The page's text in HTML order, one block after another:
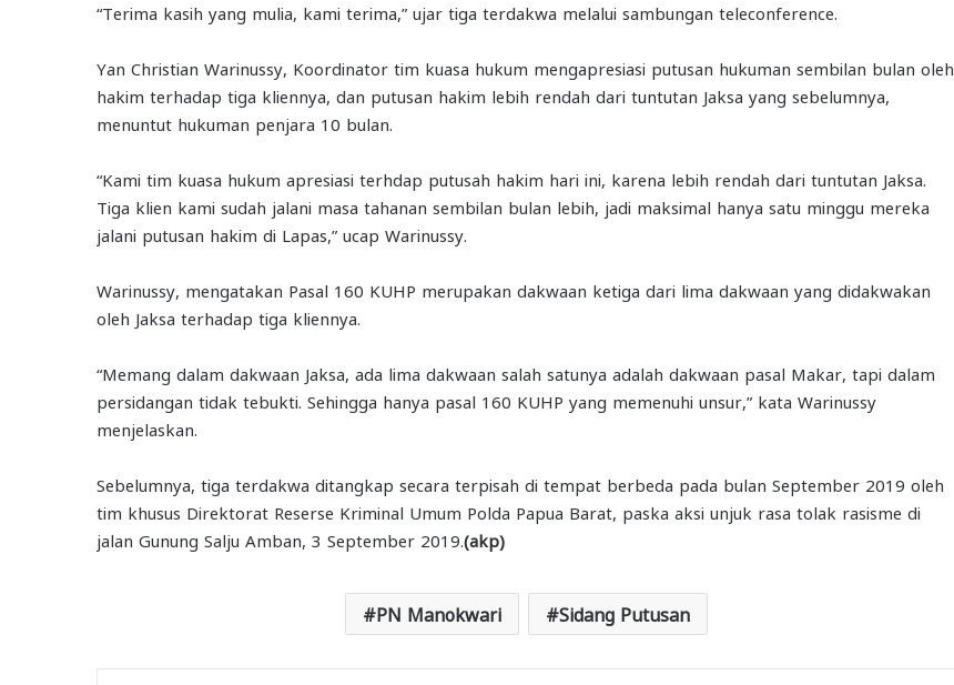
“Terima kasih yang mulia, kami terima,” ujar tiga terdakwa melalui sambungan teleconference.
Yan Christian Warinussy, Koordinator tim kuasa hukum mengapresiasi putusan hukuman sembilan bulan oleh
hakim terhadap tiga kliennya, dan putusan hakim lebih rendah dari tuntutan Jaksa yang sebelumnya,
menuntut hukuman penjara 10 bulan.
“Kami tim kuasa hukum apresiasi terhdap putusah hakim hari ini, karena lebih rendah dari tuntutan Jaksa.
Tiga klien kami sudah jalani masa tahanan sembilan bulan lebih, jadi maksimal hanya satu minggu mereka
jalani putusan hakim di Lapas,” ucap Warinussy.
Warinussy, mengatakan Pasal 160 KUHP merupakan dakwaan ketiga dari lima dakwaan yang didakwakan
oleh Jaksa terhadap tiga kliennya.
“Memang dalam dakwaan Jaksa, ada lima dakwaan salah satunya adalah dakwaan pasal Makar, tapi dalam
persidangan tidak tebukti. Sehingga hanya pasal 160 KUHP yang memenuhi unsur,” kata Warinussy
menjelaskan.
Sebelumnya, tiga terdakwa ditangkap secara terpisah di tempat berbeda pada bulan September 2019 oleh
tim khusus Direktorat Reserse Kriminal Umum Polda Papua Barat, paska aksi unjuk rasa tolak rasisme di
jalan Gunung Salju Amban, 3 September 2019. (akp)
PN Manokwari Sidang Putusan